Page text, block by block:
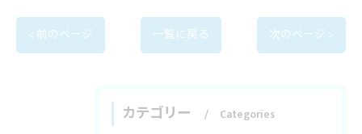
< 前のページ 一覧に戻る 次のページ >
カテゴリー Categories